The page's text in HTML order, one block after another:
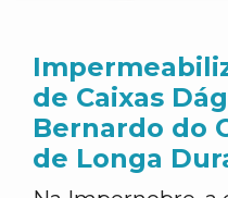
de Caixas
Bernardo do
de Longa